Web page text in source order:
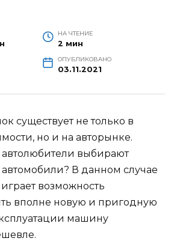
НА ЧТЕНИЕ
2 мин
ОПУБЛИКОВАНО
03.11.2021
существует не только в
но и на авторынке.
выбирают
В данном случае
возможность
вполне новую и пригодную
машину